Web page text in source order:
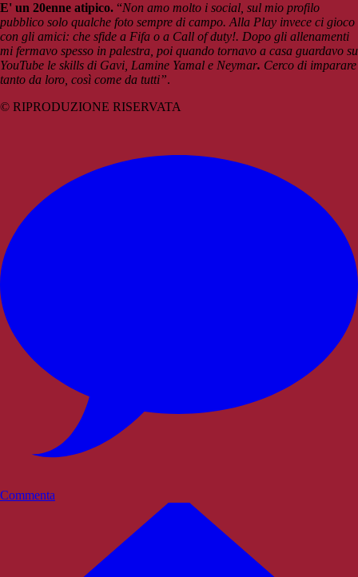
E' un 20enne atipico. “Non amo molto i social, sul mio profilo
pubblico solo qualche foto sempre di campo. Alla Play invece ci gioco
con gli amici: che sfide a Fifa o a Call of duty!. Dopo gli allenamenti
mi fermavo spesso in palestra, poi quando tornavo a casa guardavo su
YouTube le skills di Gavi, Lamine Yamal e Neymar. Cerco di imparare
tanto da loro, così come da tutti”.
© RIPRODUZIONE RISERVATA
Commenta